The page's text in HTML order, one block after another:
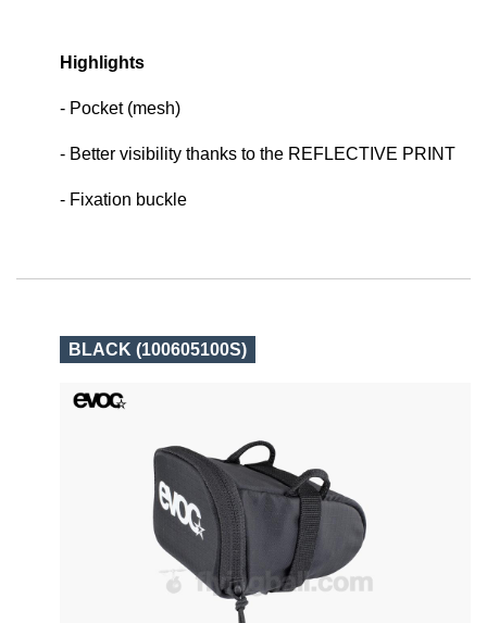
Highlights
- Pocket (mesh)
- Better visibility thanks to the REFLECTIVE PRINT
- Fixation buckle
BLACK (100605100S)